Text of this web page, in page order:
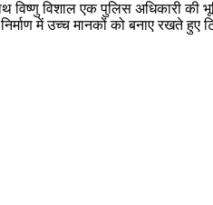
विशाल एक पुलिस अधिकारी की
में उच्च मानकों को बनाए रखते